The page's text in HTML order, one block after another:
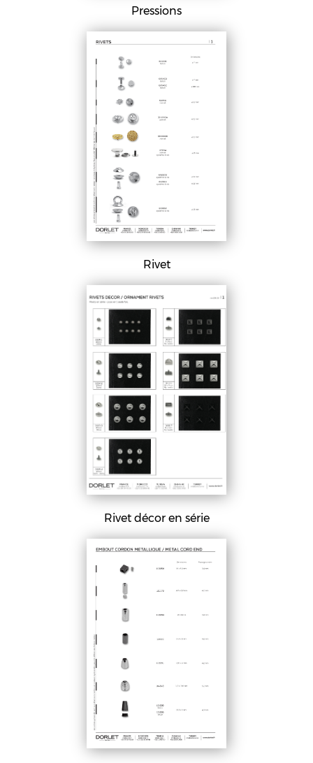
Pressions
Rivet
Rivet décor en série